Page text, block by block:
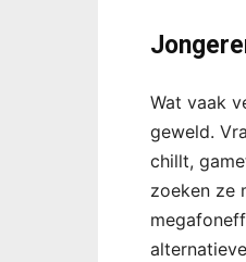
Wat vaak
geweld.
chillt,
zoeken ze